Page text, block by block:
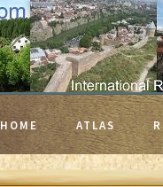
HOME ATLAS